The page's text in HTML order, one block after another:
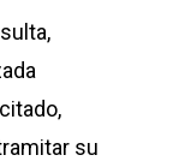
su